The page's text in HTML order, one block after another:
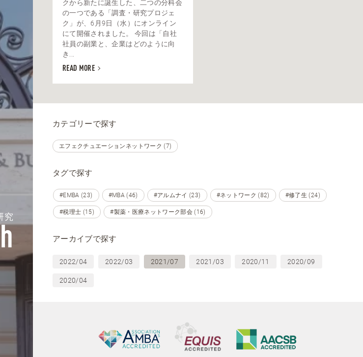
究
クから新たに誕生した、二つの分科会
の一つである「調査・研究プロジェ
ク」が、6月9日（水）にオンライン
にて開催されました。 今回は「自社
社員の副業と、企業はどのように向
き...
READ MORE
カテゴリーで探す
エフェクチュエーションネットワーク (7)
タグで探す
#EMBA (23) #MBA (46) #アルムナイ (23) #ネットワーク (82) #修了生 (24)
#税理士 (15) #製薬・医療ネットワーク部会 (16)
アーカイブで探す
2022/04 2022/03 2021/07 2021/03 2020/11 2020/09
2020/04